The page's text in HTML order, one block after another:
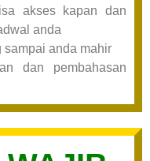
akses kapan dan
anda
sampai anda mahir
dan pembahasan